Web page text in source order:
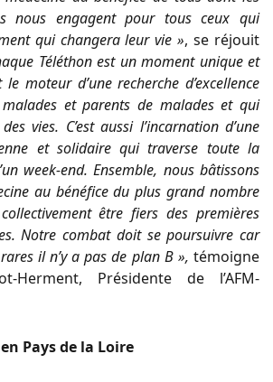
nous engagent pour tous ceux qui
qui changera leur vie », se réjouit
Téléthon est un moment unique et
moteur d’une recherche d’excellence
et parents de malades et qui
vies. C’est aussi l’incarnation d’une
et solidaire qui traverse toute la
week-end. Ensemble, nous bâtissons
au bénéfice du plus grand nombre
être fiers des premières
Notre combat doit se poursuivre car
il n’y a pas de plan B », témoigne
Herment, Présidente de l’AFM-
Pays de la Loire